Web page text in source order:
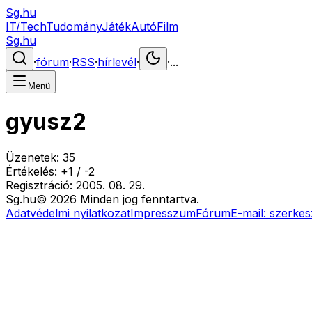
Sg.hu
IT/TechTudományJátékAutóFilm
Sg.hu
·fórum·RSS·hírlevél· ·...
Menü
gyusz2
Üzenetek: 35
Értékelés: +1 / -2
Regisztráció: 2005. 08. 29.
Sg.hu© 2026 Minden jog fenntartva.
Adatvédelmi nyilatkozatImpresszumFórumE-mail: